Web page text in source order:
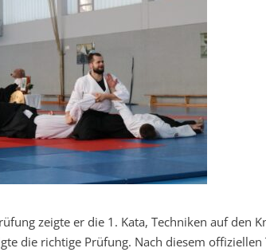
zeigte er die 1. Kata, Techniken auf den
die richtige Prüfung. Nach diesem